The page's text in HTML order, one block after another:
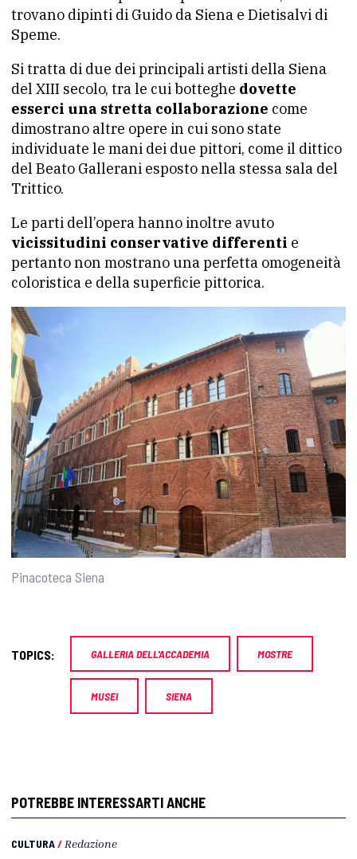
trovano dipinti di Guido da Siena e Dietisalvi di
Speme.
Si tratta di due dei principali artisti della Siena
del XIII secolo, tra le cui botteghe dovette
esserci una stretta collaborazione come
dimostrano altre opere in cui sono state
individuate le mani dei due pittori, come il dittico
del Beato Gallerani esposto nella stessa sala del
Trittico.
Le parti dell’opera hanno inoltre avuto
vicissitudini conservative differenti e
pertanto non mostrano una perfetta omogeneità
coloristica e della superficie pittorica.
Pinacoteca Siena
TOPICS: GALLERIA DELL'ACCADEMIA MOSTRE
MUSEI SIENA
POTREBBE INTERESSARTI ANCHE
CULTURA/ Redazione